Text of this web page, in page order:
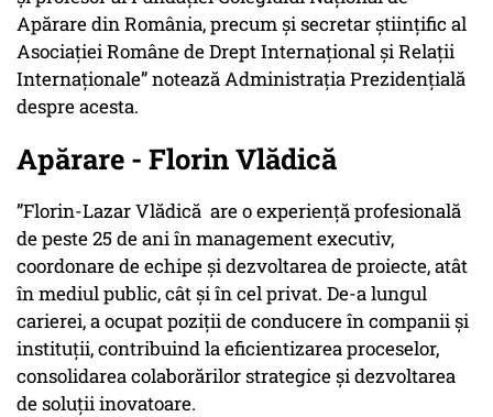
Apărare din România, precum și secretar științific al
Asociației Române de Drept Internațional și Relații
Internaționale” notează Administrația Prezidențială
despre acesta.
Apărare - Florin Vlădică
”Florin-Lazar Vlădică are o experiență profesională
de peste 25 de ani în management executiv,
coordonare de echipe și dezvoltarea de proiecte, atât
în mediul public, cât și în cel privat. De-a lungul
carierei, a ocupat poziții de conducere în companii și
instituții, contribuind la eficientizarea proceselor,
consolidarea colaborărilor strategice și dezvoltarea
de soluții inovatoare.